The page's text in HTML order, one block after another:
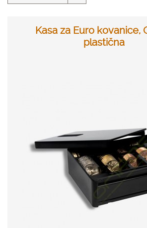
Kasa za Euro kovanice,
plastična